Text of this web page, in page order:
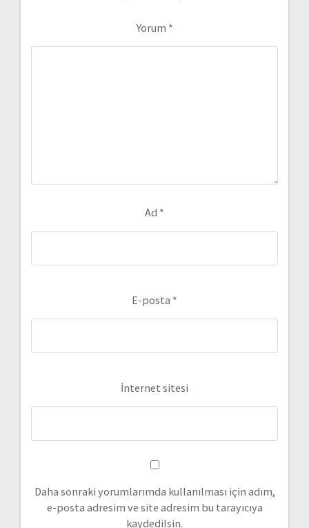
Yorum *
Ad *
E-posta *
İnternet sitesi
Daha sonraki yorumlarımda kullanılması için adım,
e-posta adresim ve site adresim bu tarayıcıya
kaydedilsin.